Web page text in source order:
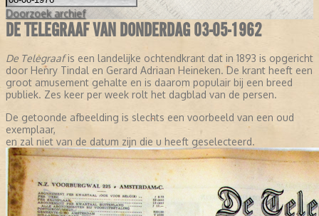
Doorzoek archief
DE TELEGRAAF VAN DONDERDAG 03-05-1962
De Telegraafis een landelijke ochtendkrant dat in 1893 is opgericht
door Henry Tindal en Gerard Adriaan Heineken. De krant heeft een
groot amusement gehalte en is daarom populair bij een breed
publiek. Zes keer per week rolt het dagblad van de persen.
De getoonde afbeelding is slechts een voorbeeld van een oud
exemplaar,
en zal niet van de datum zijn die u heeft geselecteerd.